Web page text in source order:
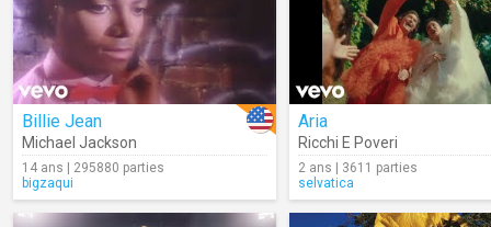
Billie Jean
Michael Jackson
14 ans | 295880 parties
bigzaqui
Aria
Ricchi E Poveri
2 ans | 3611 parties
selvatica